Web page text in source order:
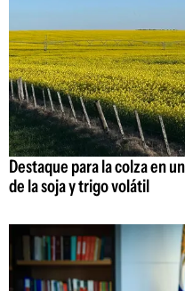
Destaque para la colza en
de la soja y trigo volátil